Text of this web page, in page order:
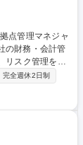
リスク管理を主
現地法人への赴
拠点との円滑
ク管理の推進
成長戦略の検
世界展開を財
完全週休2日制